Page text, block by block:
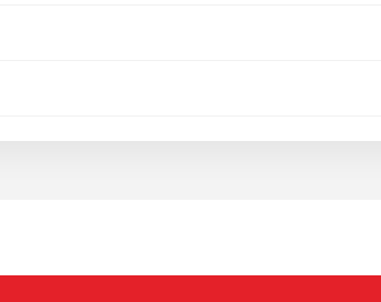
ederiz.